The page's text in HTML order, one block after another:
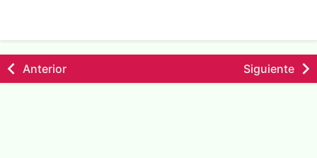
Anterior Siguiente